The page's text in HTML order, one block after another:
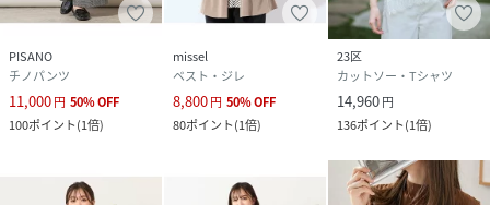
PISANO
チノパンツ
11,000円 50%OFF
100ポイント(1倍)
missel
ベスト・ジレ
8,800円 50%OFF
80ポイント(1倍)
23区
カットソー・Tシャツ
14,960円
136ポイント(1倍)